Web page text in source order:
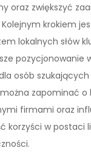
oraz zwiększyć
Kolejnym krokiem
lokalnych słów
pozycjonowanie
osób szukających
zapominać
firmami oraz
korzyści w postaci